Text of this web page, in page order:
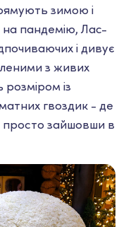
зимою і
пандемію, Лас-
і дивує
з живих
із
гвоздик - де
зайшовши в